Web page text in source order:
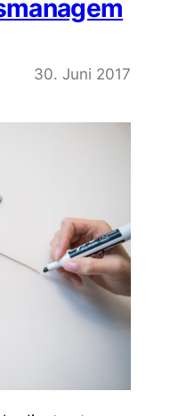
30. Juni 2017